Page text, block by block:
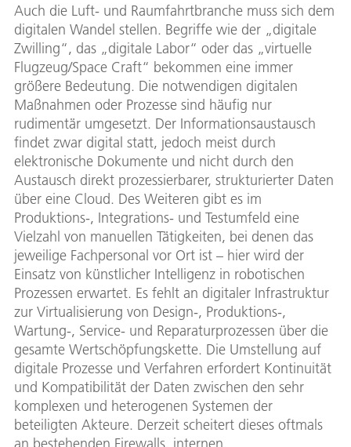
Auch die Luft- und Raumfahrtbranche muss sich dem
digitalen Wandel stellen. Begriffe wie der „digitale
Zwilling“, das „digitale Labor“ oder das „virtuelle
Flugzeug/Space Craft“ bekommen eine immer
größere Bedeutung. Die notwendigen digitalen
Maßnahmen oder Prozesse sind häufig nur
rudimentär umgesetzt. Der Informationsaustausch
findet zwar digital statt, jedoch meist durch
elektronische Dokumente und nicht durch den
Austausch direkt prozessierbarer, strukturierter Daten
über eine Cloud. Des Weiteren gibt es im
Produktions-, Integrations- und Testumfeld eine
Vielzahl von manuellen Tätigkeiten, bei denen das
jeweilige Fachpersonal vor Ort ist – hier wird der
Einsatz von künstlicher Intelligenz in robotischen
Prozessen erwartet. Es fehlt an digitaler Infrastruktur
zur Virtualisierung von Design-, Produktions-,
Wartung-, Service- und Reparaturprozessen über die
gesamte Wertschöpfungskette. Die Umstellung auf
digitale Prozesse und Verfahren erfordert Kontinuität
und Kompatibilität der Daten zwischen den sehr
komplexen und heterogenen Systemen der
beteiligten Akteure. Derzeit scheitert dieses oftmals